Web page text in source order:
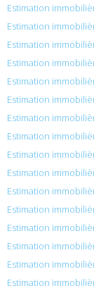
Estimation
Estimation
Estimation
Estimation
Estimation
Estimation
Estimation
Estimation
Estimation
Estimation
Estimation
Estimation
Estimation
Estimation
Estimation
Estimation